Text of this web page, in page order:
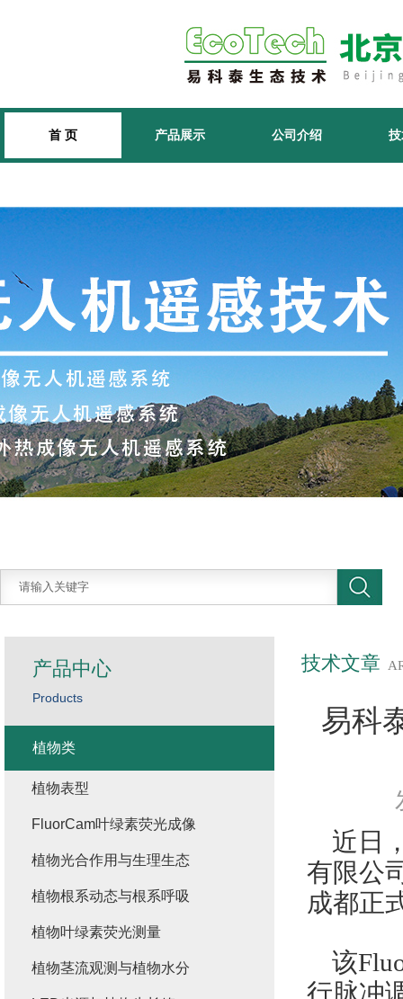
首 页 产品展示 公司介绍
技术文章
易科
近日
有限公
成都正
该
行脉冲
产品中心
Products
植物类
植物表型
FluorCam叶绿素荧光成像
植物光合作用与生理生态
植物根系动态与根系呼吸
植物叶绿素荧光测量
植物茎流观测与植物水分